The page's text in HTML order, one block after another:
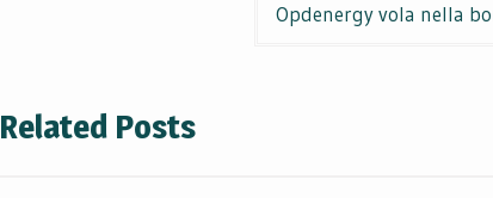
Opdenergy vola nella
Related Posts